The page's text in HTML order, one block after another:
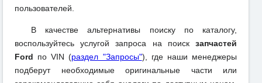
пользователей.
В качестве альтернативы поиску по каталогу,
воспользуйтесь услугой запроса на поиск запчастей
Ford по VIN (раздел "Запросы"), где наши менеджеры
подберут необходимые оригинальные части или